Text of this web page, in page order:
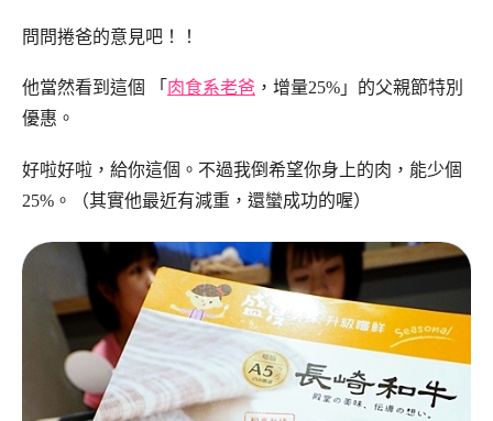
問問捲爸的意見吧！！
他當然看到這個 「 肉食系老爸 ，增量25%」的父親節特別
優惠。
好啦好啦，給你這個。不過我倒希望你身上的肉，能少個
25%。（其實他最近有減重，還蠻成功的喔）